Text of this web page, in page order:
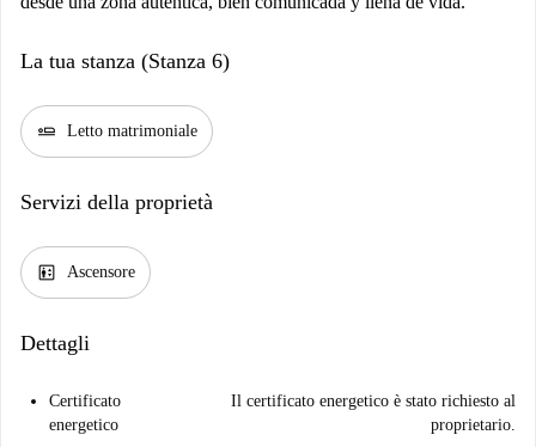
La tua stanza (Stanza 6)
airline_seat_flat Letto matrimoniale
Servizi della proprietà
elevator Ascensore
Dettagli
Certificato
energetico
Il certificato energetico è stato richiesto al
proprietario.